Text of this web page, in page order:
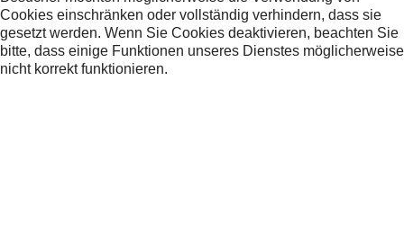
Cookies einschränken oder vollständig verhindern, dass sie
gesetzt werden. Wenn Sie Cookies deaktivieren, beachten Sie
bitte, dass einige Funktionen unseres Dienstes möglicherweise
nicht korrekt funktionieren.